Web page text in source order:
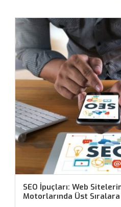
SEO İpuçları: Web
Motorlarında Üst Sıralara